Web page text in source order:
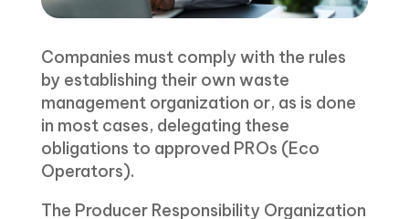
Companies must comply with the rules
by establishing their own waste
management organization or, as is done
in most cases, delegating these
obligations to approved PROs (Eco
Operators).
The Producer Responsibility Organization